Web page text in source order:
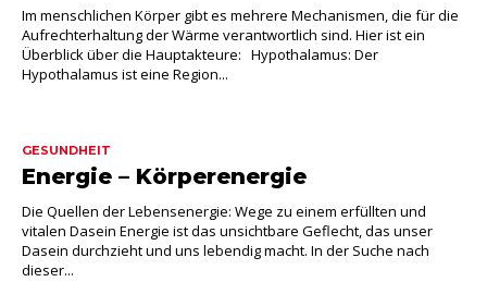
Im menschlichen Körper gibt es mehrere Mechanismen, die für die
Aufrechterhaltung der Wärme verantwortlich sind. Hier ist ein
Überblick über die Hauptakteure: Hypothalamus: Der
Hypothalamus ist eine Region...
GESUNDHEIT
Energie – Körperenergie
Die Quellen der Lebensenergie: Wege zu einem erfüllten und
vitalen Dasein Energie ist das unsichtbare Geflecht, das unser
Dasein durchzieht und uns lebendig macht. In der Suche nach
dieser...